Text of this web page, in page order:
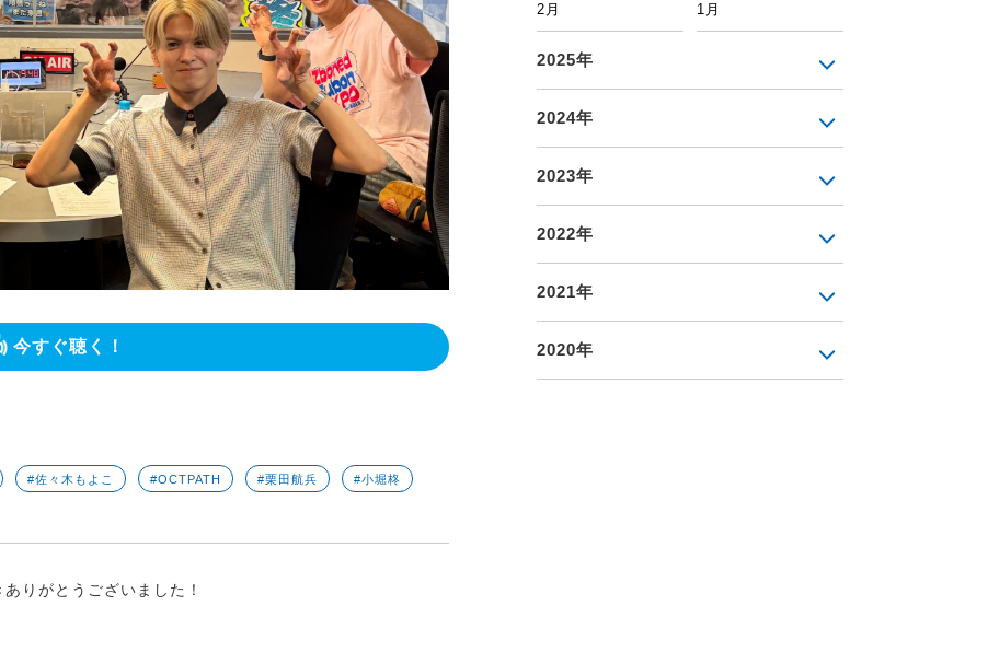
今すぐ聴く！
#佐々木もよこ #OCTPATH #栗田航兵 #小堀柊
りがとうございました！
2月 1月
2025年
2024年
2023年
2022年
2021年
2020年